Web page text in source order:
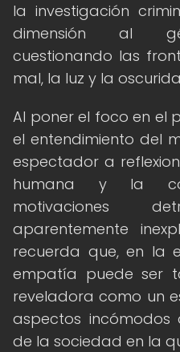
la investigación
dimensión al
cuestionando las
mal, la luz y la
Al poner el foco en el
el entendimiento del
espectador a
humana y la
motivaciones
aparentemente
recuerda que, en la
empatía puede ser
reveladora como un
aspectos incómodos
de la sociedad en la